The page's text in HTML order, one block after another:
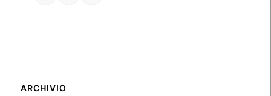
ARCHIVIO